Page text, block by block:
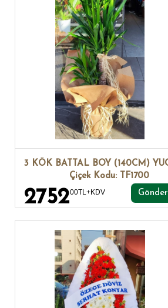
Çiçek Kodu: TF1700
275200TL+KDV Gönder